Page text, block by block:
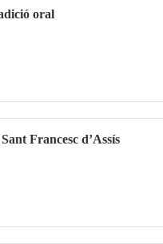
oral
Francesc d’Assís